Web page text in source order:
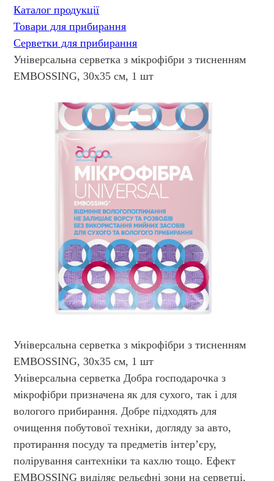
Каталог продукції
Товари для прибирання
Серветки для прибирання
Універсальна серветка з мікрофібри з тисненням
EMBOSSING, 30х35 см, 1 шт
Універсальна серветка з мікрофібри з тисненням
EMBOSSING, 30х35 см, 1 шт
Універсальна серветка Добра господарочка з
мікрофібри призначена як для сухого, так і для
вологого прибирання. Добре підходять для
очищення побутової техніки, догляду за авто,
протирання посуду та предметів інтер’єру,
полірування сантехніки та кахлю тощо. Ефект
EMBOSSING виділяє рельєфні зони на серветці,